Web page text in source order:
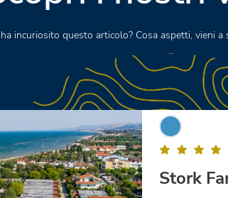
incuriosito questo articolo? Cosa aspetti, vieni
Stork